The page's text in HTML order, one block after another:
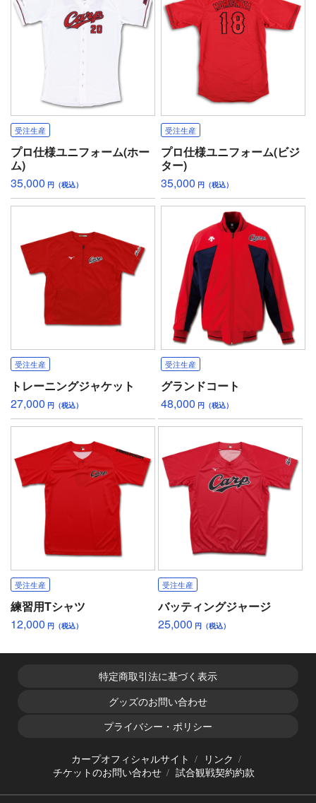
受注生産
プロ仕様ユニフォーム(ホー
ム)
35,000 円（税込）
受注生産
プロ仕様ユニフォーム(ビジ
ター)
35,000 円（税込）
受注生産
トレーニングジャケット
27,000 円（税込）
受注生産
グランドコート
48,000 円（税込）
受注生産
練習用Tシャツ
12,000 円（税込）
受注生産
バッティングジャージ
25,000 円（税込）
特定商取引法に基づく表示
グッズのお問い合わせ
プライバシー・ポリシー
カープオフィシャルサイト
リンク
チケットのお問い合わせ
試合観戦契約約款